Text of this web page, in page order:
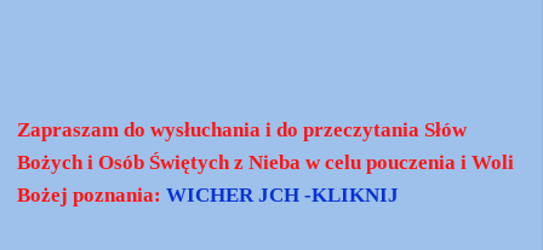
Zapraszam do wysłuchania i do przeczytania Słów
Bożych i Osób Świętych z Nieba w celu pouczenia i Woli
Bożej poznania:WICHER JCH -KLIKNIJ